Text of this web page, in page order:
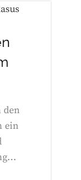
den
ein